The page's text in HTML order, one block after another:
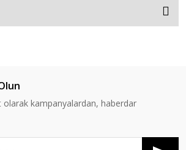
olarak kampanyalardan, haberdar